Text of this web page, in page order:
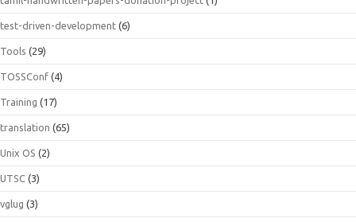
test-driven-development (6)
Tools (29)
TOSSConf (4)
Training (17)
translation (65)
Unix OS (2)
UTSC (3)
vglug (3)